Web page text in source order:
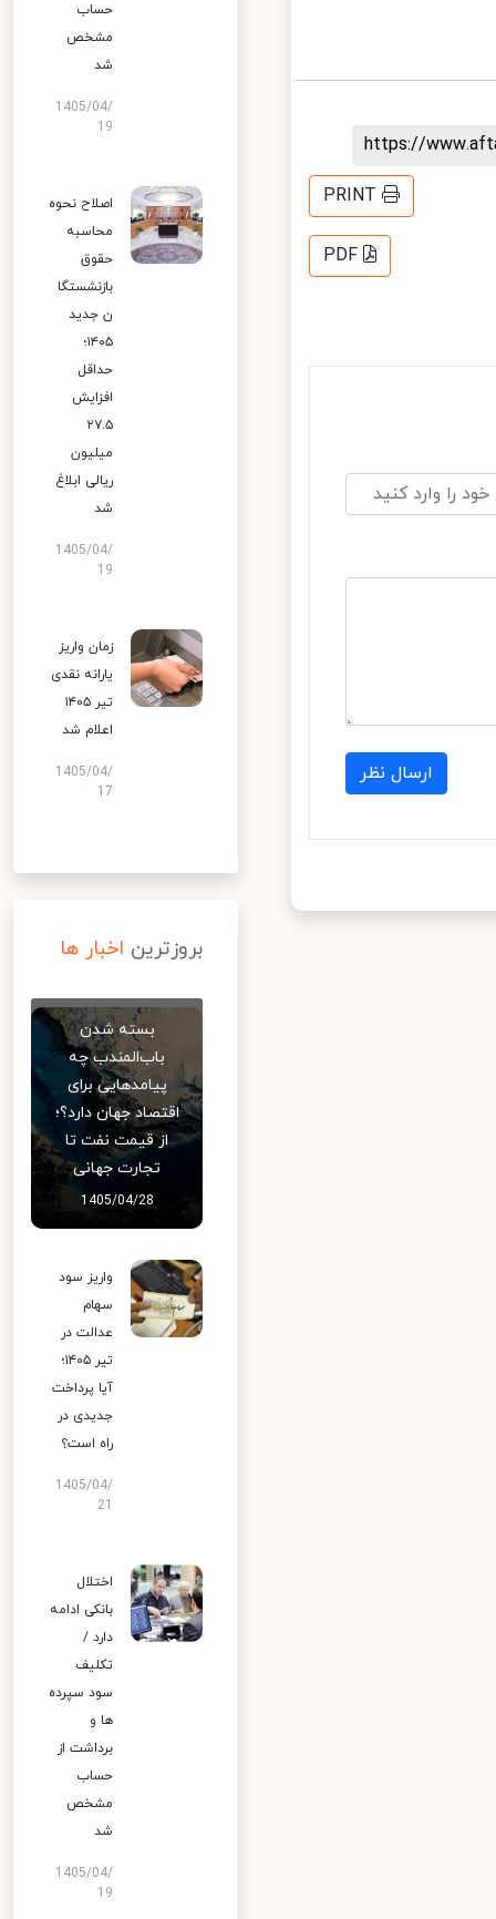
https://
PRINT
PDF
ارسال نظر
حساب
مشخص
شد
1405/04/
19
اصلاح نحوه
محاسبه
حقوق
بازنشستگا
ن جدید
۱۴۰۵؛
حداقل
افزایش
۲۷.۵
میلیون
ریالی ابلاغ
شد
1405/04/
19
زمان واریز
یارانه نقدی
تیر ۱۴۰۵
اعلام شد
1405/04/
17
بروزترین اخبار ها
بسته شدن
باب‌المندب چه
پیامدهایی برای
اقتصاد جهان دارد؟؛
از قیمت نفت تا
تجارت جهانی
1405/04/28
واریز سود
سهام
عدالت در
تیر ۱۴۰۵؛
آیا پرداخت
جدیدی در
راه است؟
1405/04/
اختلال
بانکی ادامه
دارد /
تکلیف
سود سپرده
ها و
برداشت از
حساب
مشخص
شد
1405/04/
19